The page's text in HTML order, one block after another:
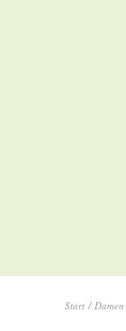
Start / Damen